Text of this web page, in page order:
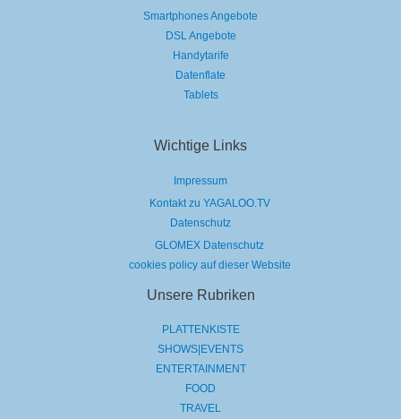
Smartphones Angebote
DSL Angebote
Handytarife
Datenflate
Tablets
Wichtige Links
Impressum
Kontakt zu YAGALOO.TV
Datenschutz
GLOMEX Datenschutz
cookies policy auf dieser Website
Unsere Rubriken
PLATTENKISTE
SHOWS|EVENTS
ENTERTAINMENT
FOOD
TRAVEL